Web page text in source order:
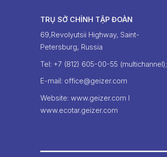
TRỤ SỞ CHỈNH TẬP ĐOÀN
69,Revolyutsii Highway, Saint-
Petersburg, Russia
Tel: +7 (812) 605-00-55 (multichannel);
E-mail: office@geizer.com
Website: www.geizer.com I
www.ecotar.geizer.com